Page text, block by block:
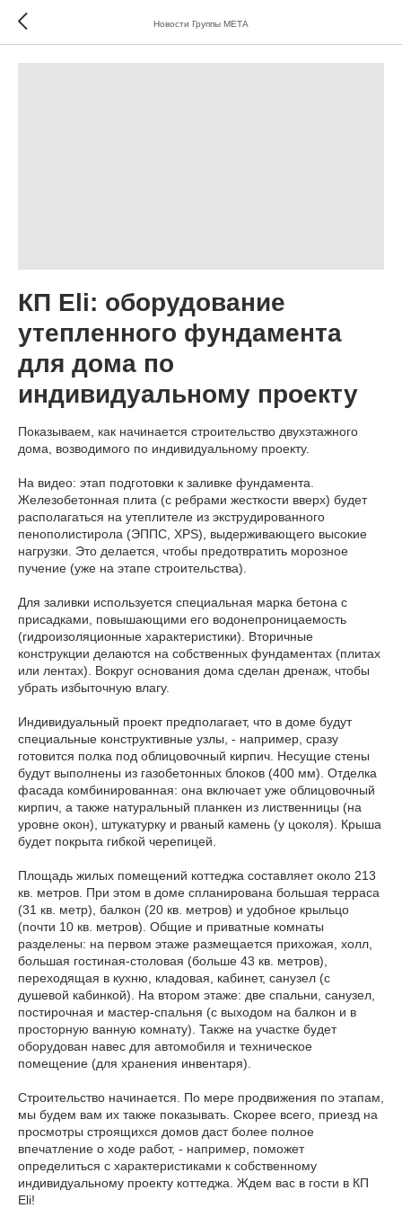
Новости Группы МЕТА
КП Eli: оборудование
утепленного фундамента
для дома по
индивидуальному проекту
Показываем, как начинается строительство двухэтажного
дома, возводимого по индивидуальному проекту.
На видео: этап подготовки к заливке фундамента.
Железобетонная плита (с ребрами жесткости вверх) будет
располагаться на утеплителе из экструдированного
пенополистирола (ЭППС, XPS), выдерживающего высокие
нагрузки. Это делается, чтобы предотвратить морозное
пучение (уже на этапе строительства).
Для заливки используется специальная марка бетона с
присадками, повышающими его водонепроницаемость
(гидроизоляционные характеристики). Вторичные
конструкции делаются на собственных фундаментах (плитах
или лентах). Вокруг основания дома сделан дренаж, чтобы
убрать избыточную влагу.
Индивидуальный проект предполагает, что в доме будут
специальные конструктивные узлы, - например, сразу
готовится полка под облицовочный кирпич. Несущие стены
будут выполнены из газобетонных блоков (400 мм). Отделка
фасада комбинированная: она включает уже облицовочный
кирпич, а также натуральный планкен из лиственницы (на
уровне окон), штукатурку и рваный камень (у цоколя). Крыша
будет покрыта гибкой черепицей.
Площадь жилых помещений коттеджа составляет около 213
кв. метров. При этом в доме спланирована большая терраса
(31 кв. метр), балкон (20 кв. метров) и удобное крыльцо
(почти 10 кв. метров). Общие и приватные комнаты
разделены: на первом этаже размещается прихожая, холл,
большая гостиная-столовая (больше 43 кв. метров),
переходящая в кухню, кладовая, кабинет, санузел (с
душевой кабинкой). На втором этаже: две спальни, санузел,
постирочная и мастер-спальня (с выходом на балкон и в
просторную ванную комнату). Также на участке будет
оборудован навес для автомобиля и техническое
помещение (для хранения инвентаря).
Строительство начинается. По мере продвижения по этапам,
мы будем вам их также показывать. Скорее всего, приезд на
просмотры строящихся домов даст более полное
впечатление о ходе работ, - например, поможет
определиться с характеристиками к собственному
индивидуальному проекту коттеджа. Ждем вас в гости в КП
Eli!